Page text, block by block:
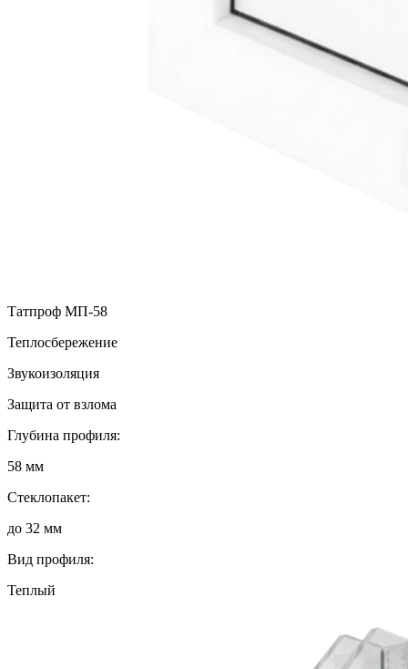
Татпроф МП-58
Теплосбережение
Звукоизоляция
Защита от взлома
Глубина профиля:
58 мм
Стеклопакет:
до 32 мм
Вид профиля:
Теплый